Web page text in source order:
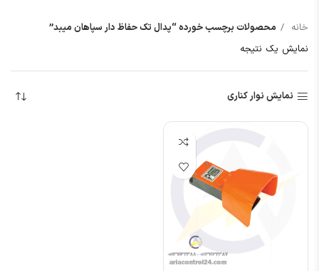
خانه
محصولات برچسب خورده “پدال تک حفاظ دار سپاهان میبد”
نمایش یک نتیجه
نمایش نوار کناری